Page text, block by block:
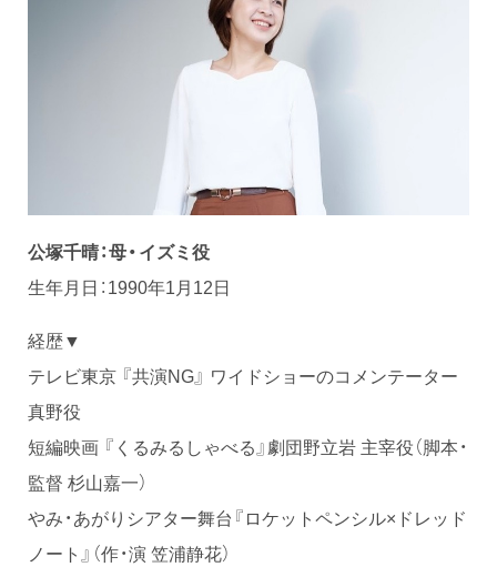
公塚千晴：母・イズミ役
生年月日：1990年1月12日
経歴▼
テレビ東京 『共演NG』 ワイドショーのコメンテーター
真野役
短編映画 『くるみるしゃべる』劇団野立岩 主宰役（脚本・
監督 杉山嘉一）
やみ・あがりシアター舞台『ロケットペンシル×ドレッド
ノート』（作・演 笠浦静花）